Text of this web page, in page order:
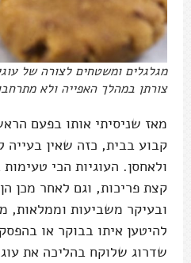
מגלגלים ומשטחים לצורה של
צורתן במהלך האפייה ולא
מאז שניסיתי אותו בפעם
קבוע בבית, כזה שאין בעייה
ולאחסן. העוגיות הכי
קצת פריכות, וגם לאחר מכן הן
ובעיקר משביעות וממלאות,
להיטען איתו בבוקר או
שדרוג שלוקח בהליכה את